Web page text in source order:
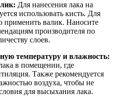
Для нанесения лака на
использовать кисть. Для
применить валик. Наносите
производителя по
слоев.
температуру и влажность:
в помещении, где
Также рекомендуется
воздуха, чтобы не
для высыхания лака.